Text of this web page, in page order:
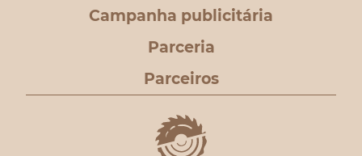
Campanha publicitária
Parceria
Parceiros